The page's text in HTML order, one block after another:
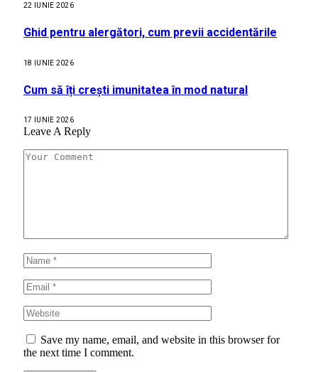
22 IUNIE 2026
Ghid pentru alergători, cum previi accidentările
18 IUNIE 2026
Cum să îți crești imunitatea în mod natural
17 IUNIE 2026
Leave A Reply
Save my name, email, and website in this browser for
the next time I comment.